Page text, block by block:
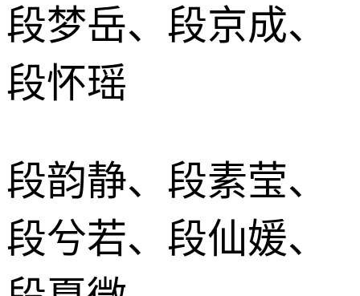
段梦岳、段京成、
段怀瑶
段韵静、段素莹、
段兮若、段仙媛、